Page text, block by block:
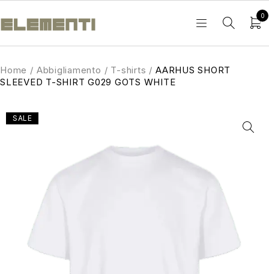
0
Home / Abbigliamento / T-shirts / AARHUS SHORT
SLEEVED T-SHIRT G029 GOTS WHITE
SALE